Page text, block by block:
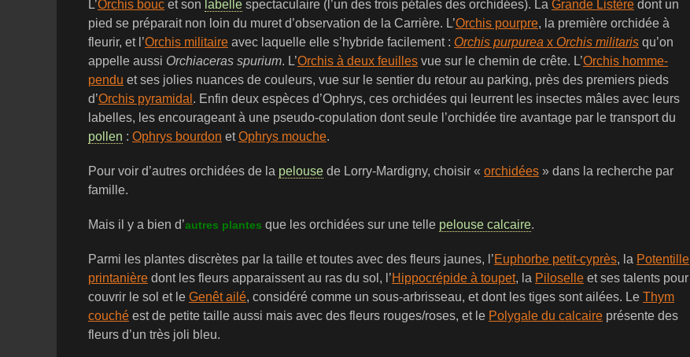
L’Orchis bouc et son labelle spectaculaire (l’un des trois pétales des orchidées). La Grande Listère dont un
pied se préparait non loin du muret d’observation de la Carrière. L’Orchis pourpre, la première orchidée à
fleurir, et l’Orchis militaire avec laquelle elle s’hybride facilement : Orchis purpurea x Orchis militaris qu’on
appelle aussi Orchiaceras spurium. L’Orchis à deux feuilles vue sur le chemin de crête. L’Orchis homme-
pendu et ses jolies nuances de couleurs, vue sur le sentier du retour au parking, près des premiers pieds
d’Orchis pyramidal . Enfin deux espèces d’Ophrys, ces orchidées qui leurrent les insectes mâles avec leurs
labelles, les encourageant à une pseudo-copulation dont seule l’orchidée tire avantage par le transport du
pollen : Ophrys bourdon etOphrys mouche.
Pour voir d’autres orchidées de la pelouse de Lorry-Mardigny, choisir « orchidées » dans la recherche par
famille.
Mais il y a bien d’autres plantes que les orchidées sur une telle pelouse calcaire.
Parmi les plantes discrètes par la taille et toutes avec des fleurs jaunes, l’Euphorbe petit-cyprès, la Potentille
printanière dont les fleurs apparaissent au ras du sol, l’Hippocrépide à toupet, la Piloselle et ses talents pour
couvrir le sol et le Genêt ailé, considéré comme un sous-arbrisseau, et dont les tiges sont ailées. Le Thym
couché est de petite taille aussi mais avec des fleurs rouges/roses, et le Polygale du calcaire présente des
fleurs d’un très joli bleu.